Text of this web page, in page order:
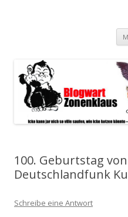
spiegeln im wesentlichen
100. Geburtstag
Deutschlandfunk
Schreibe eine Antwort